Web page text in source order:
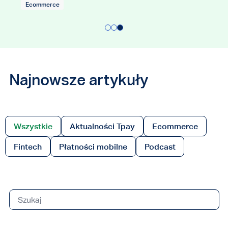
Najnowsze artykuły
Wszystkie Aktualności Tpay Ecommerce
Fintech Płatności mobilne Podcast